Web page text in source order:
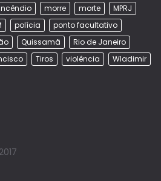
morre morte
MPRJ
polícia
ponto facultativo
Quissamã
Rio de Janeiro
Tiros violência
Wladimir